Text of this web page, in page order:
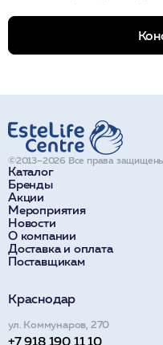
Каталог
Бренды
Акции
Мероприятия
Новости
О компании
Доставка и оплата
Поставщикам
©2013–2026 Все права
Краснодар
ул. Коммунаров, 270
+7 918 190 11 10